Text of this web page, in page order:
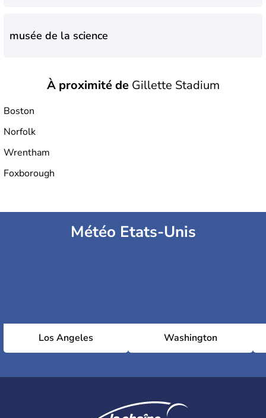
musée de la science
À proximité deGillette Stadium
Boston
Norfolk
Wrentham
Foxborough
Météo Etats-Unis
Los Angeles Washington